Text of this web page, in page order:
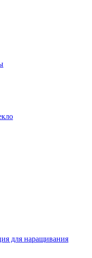
для наращивания